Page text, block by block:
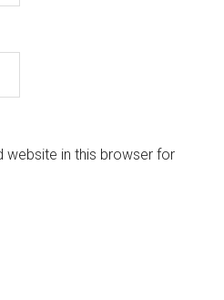
website in this browser for